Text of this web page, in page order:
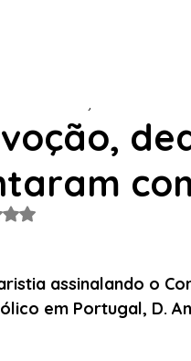
com NaN de 5 estrelas.
assinalando o
em Portugal, D.